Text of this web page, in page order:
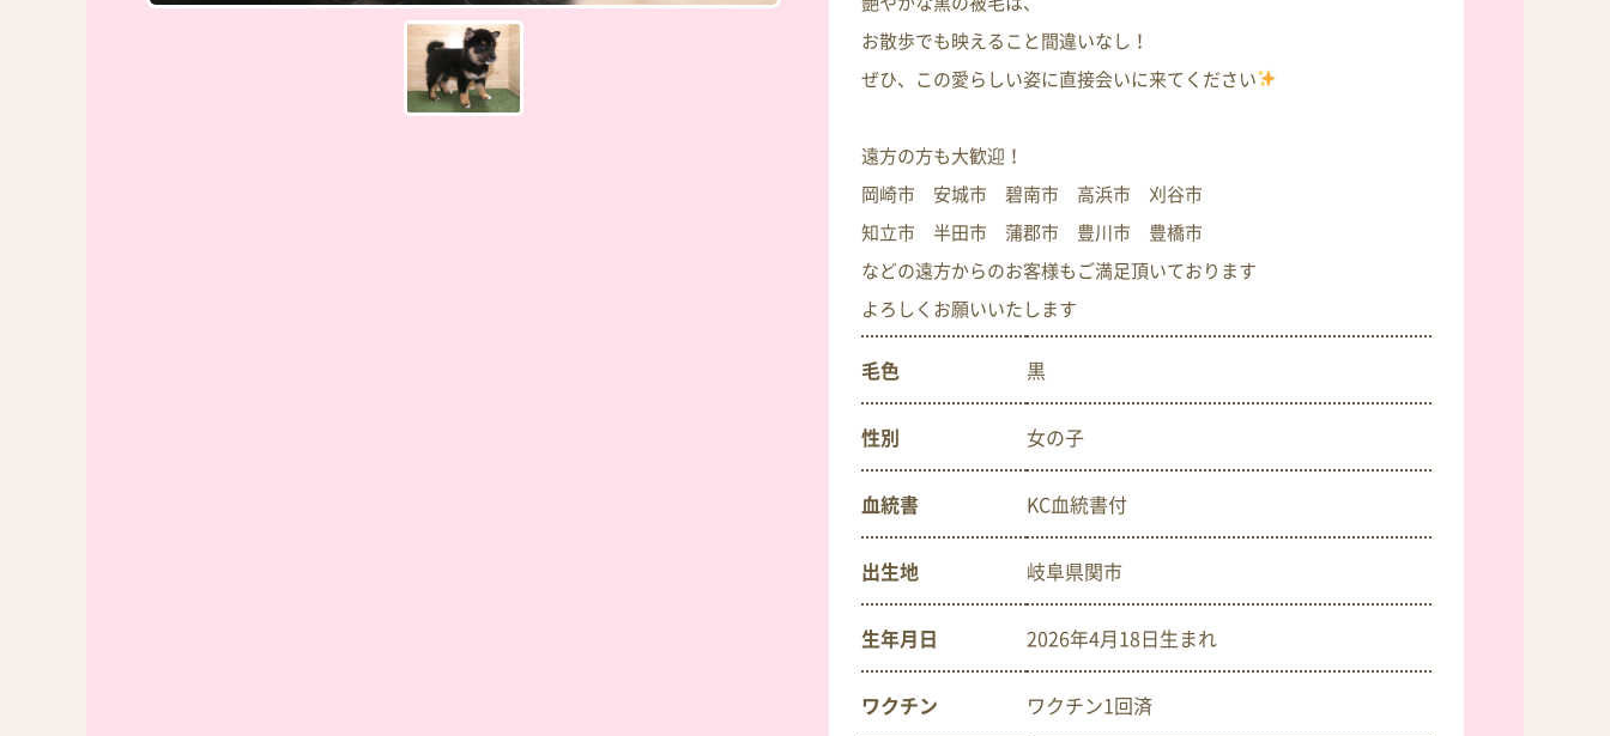
お散歩でも映えること間違いなし！
ぜひ、この愛らしい姿に直接会いに来てください
遠方の方も大歓迎！
岡崎市 安城市 碧南市 高浜市 刈谷市
知立市 半田市 蒲郡市 豊川市 豊橋市
などの遠方からのお客様もご満足頂いております
よろしくお願いいたします
毛色 黒
性別 女の子
血統書 KC血統書付
出生地 岐阜県関市
生年月日 2026年4月18日生まれ
ワクチン ワクチン1回済